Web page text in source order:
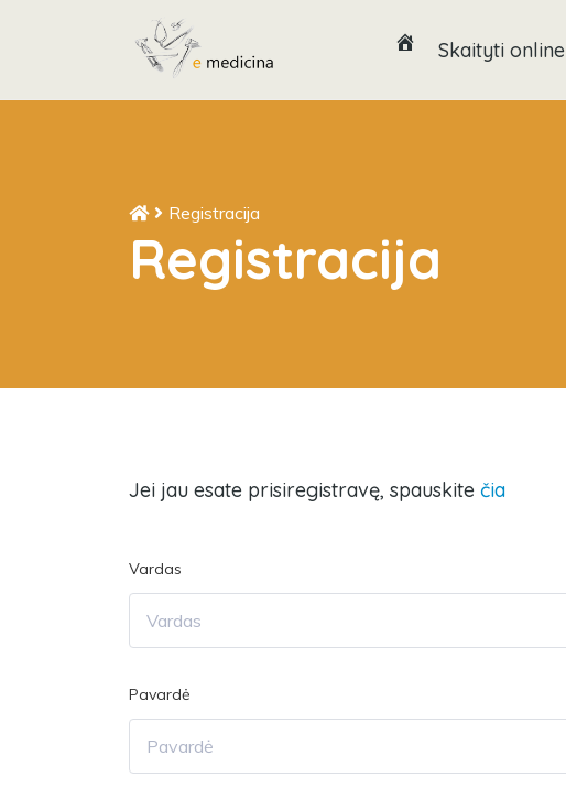
Skaityti online
Registracija
Registracija
Jei jau esate prisiregistravę, spauskite čia
Vardas
Pavardė